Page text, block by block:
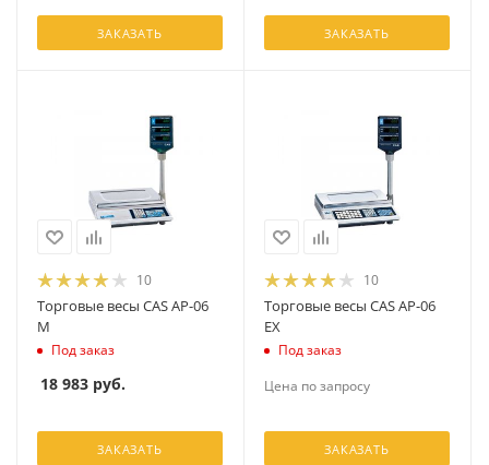
ЗАКАЗАТЬ ЗАКАЗАТЬ
10
Торговые весы CAS AP-06
M
Под заказ
18 983 руб.
ЗАКАЗАТЬ
10
Торговые весы CAS AP-06
EX
Под заказ
Цена по запросу
ЗАКАЗАТЬ